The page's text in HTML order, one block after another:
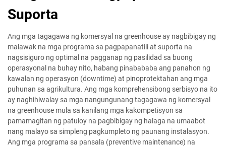
Suporta
Ang mga tagagawa ng komersyal na greenhouse ay nagbibigay ng
malawak na mga programa sa pagpapanatili at suporta na
nagsisiguro ng optimal na pagganap ng pasilidad sa buong
operasyonal na buhay nito, habang pinabababa ang panahon ng
kawalan ng operasyon (downtime) at pinoprotektahan ang mga
puhunan sa agrikultura. Ang mga komprehensibong serbisyo na ito
ay naghihiwalay sa mga nangungunang tagagawa ng komersyal
na greenhouse mula sa kanilang mga kakompetisyon sa
pamamagitan ng patuloy na pagbibigay ng halaga na umaabot
nang malayo sa simpleng pagkumpleto ng paunang instalasyon.
Ang mga programa sa pansala (preventive maintenance) na